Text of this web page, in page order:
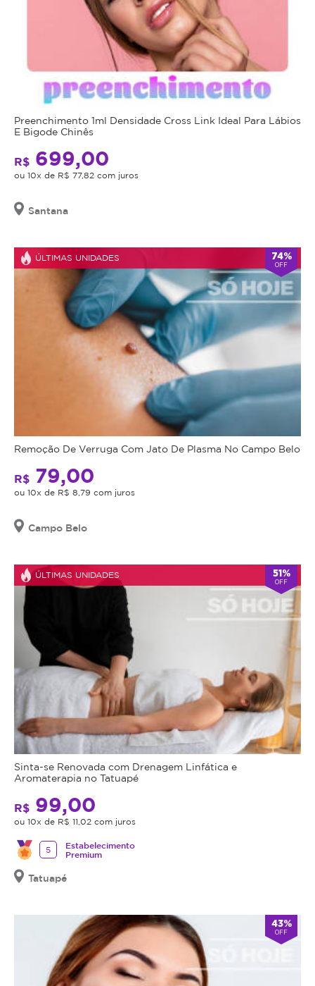
Preenchimento 1ml Densidade Cross Link Ideal Para Lábios
E Bigode Chinês
R$ 699,00
ou 10x de R$ 77,82 com juros
Santana
ÚLTIMAS UNIDADES 74%
OFF
Remoção De Verruga Com Jato De Plasma No Campo Belo
R$ 79,00
ou 10x de R$ 8,79 com juros
Campo Belo
ÚLTIMAS UNIDADES 51%
OFF
Sinta-se Renovada com Drenagem Linfática e
Aromaterapia no Tatuapé
R$ 99,00
ou 10x de R$ 11,02 com juros
5
Estabelecimento
Premium
Tatuapé
43%
OFF